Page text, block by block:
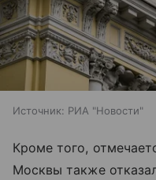
Источник: РИА "Новости"
Кроме того,
Москвы также